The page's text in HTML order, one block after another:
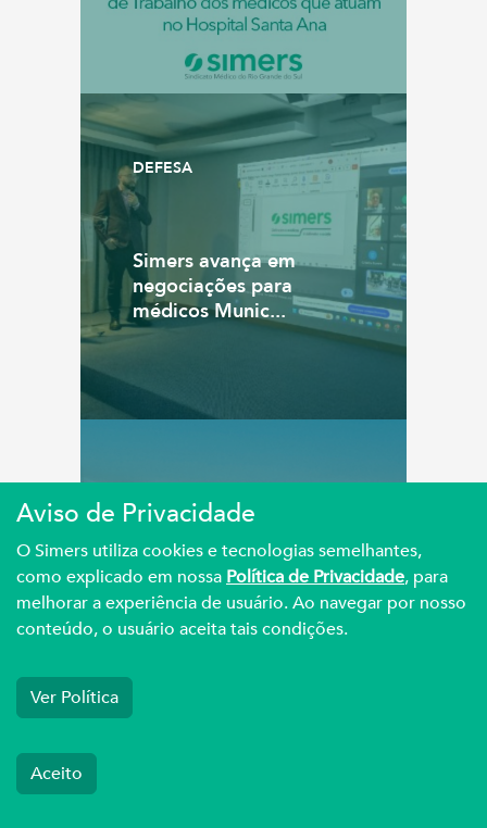
DEFESA
Simers avança em
negociações para
médicos Munic...
GHC: Médicos aprovam
a renovação do ACT e
PCCS ...
Aviso de Privacidade
O Simers utiliza cookies e tecnologias semelhantes,
como explicado em nossa Política de Privacidade, para
melhorar a experiência de usuário. Ao navegar por nosso
conteúdo, o usuário aceita tais condições.
Ver Política
Aceito